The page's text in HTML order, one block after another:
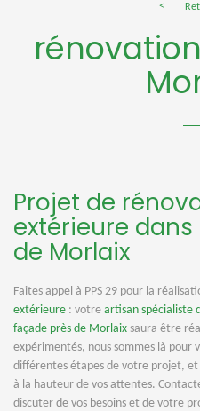
Projet de
extérieure
de Morlaix
Faites appel à PPS 29 pour la
extérieure : votre artisan spécialiste
façade près de Morlaix saura être
expérimentés, nous sommes là pour
différentes étapes de votre projet,
à la hauteur de vos attentes.
discuter de vos besoins et de votre